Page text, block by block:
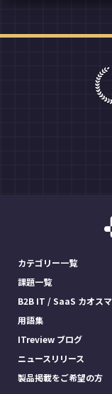
カテゴリー一覧
課題一覧
B2B IT / SaaS カオス
用語集
ITreview ブログ
ニュースリリース
製品掲載をご希望の方